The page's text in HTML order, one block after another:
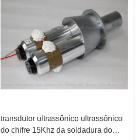
transdutor ultrassônico ultrassônico
do chifre 15Khz da soldadura do